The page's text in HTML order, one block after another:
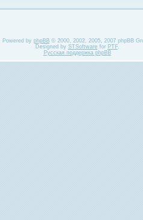
Powered by phpBB© 2000, 2002, 2005, 2007 phpBB
Designed by STSoftwarefor PTF.
Русская поддержка phpBB